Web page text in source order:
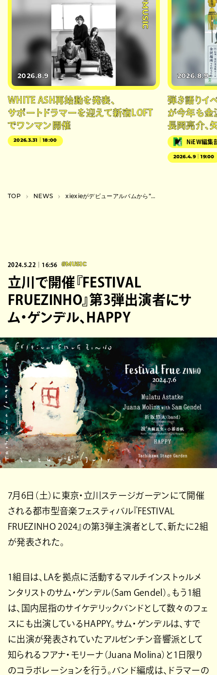
#MUSIC
2026.8.9
WHITE ASH再始動を発表、
サポートドラマーを迎えて新宿LOFT
でワンマン開催
2026.3.31｜18:00
2026.8.9
弾き語りイ
が今年も金
長岡亮介、
NiEW編集
2026.4.9｜19:00
TOP NEWS xiexieがデビューアルバムから”my time”を先行配信、レコ発ツアー＆インストアも決定
2024.5.22｜16:56 #MUSIC
立川で開催『FESTIVAL
FRUEZINHO』第3弾出演者にサ
ム・ゲンデル、HAPPY
7月6日（土）に東京・立川ステージガーデンにて開催
される都市型音楽フェスティバル『FESTIVAL
FRUEZINHO 2024』の第3弾主演者として、新たに2組
が発表された。
1組目は、LAを拠点に活動するマルチインストゥルメ
ンタリストのサム・ゲンデル（Sam Gendel）。もう1組
は、国内屈指のサイケデリックバンドとして数々のフェ
スにも出演しているHAPPY。サム・ゲンデルは、すで
に出演が発表されていたアルゼンチン音響派として
知られるフアナ・モリーナ（Juana Molina）と1日限り
のコラボレーションを行う。バンド編成は、ドラマーの